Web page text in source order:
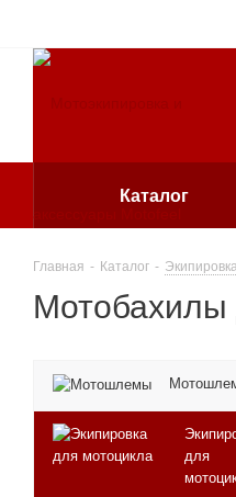
Каталог
Главная - Каталог -
для